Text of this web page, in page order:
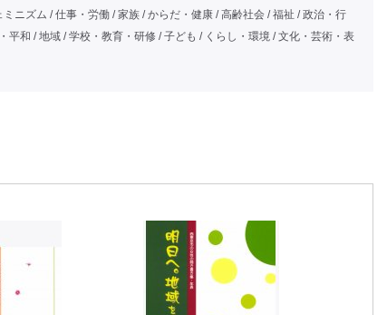
ニズム / 仕事・労働 / 家族 / からだ・健康 / 高齢社会 / 福祉 / 政治・行
平和 / 地域 / 学校・教育・研修 / 子ども / くらし・環境 / 文化・芸術・表